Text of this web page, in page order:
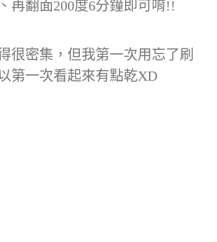
再翻面200度6分鐘即可唷!!
很密集，但我第一次用忘了刷
第一次看起來有點乾XD